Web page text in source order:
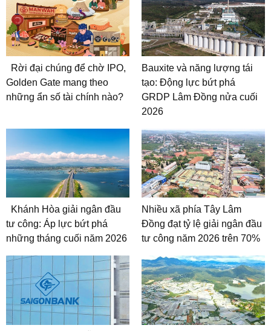
Rời đại chúng để chờ IPO,
Golden Gate mang theo
những ẩn số tài chính nào?
Bauxite và năng lượng tái
tạo: Động lực bứt phá
GRDP Lâm Đồng nửa cuối
2026
Khánh Hòa giải ngân đầu
tư công: Áp lực bứt phá
những tháng cuối năm 2026
Nhiều xã phía Tây Lâm
Đồng đạt tỷ lệ giải ngân đầu
tư công năm 2026 trên 70%